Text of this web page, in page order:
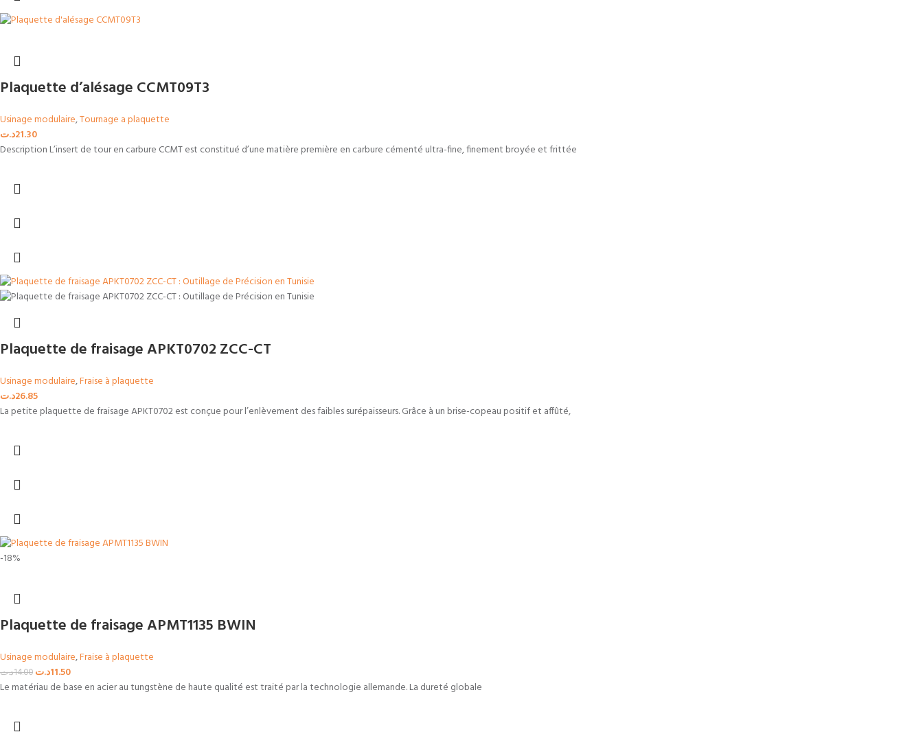
Plaquette d’alésage CCMT09T3
Usinage modulaire,Tournage a plaquette
21.30د.ت
Description L’insert de tour en carbure CCMT est constitué d’une matière première en carbure cémenté ultra-fine, finement broyée et frittée
Plaquette de fraisage APKT0702 ZCC-CT
Usinage modulaire,Fraise à plaquette
26.85د.ت
La petite plaquette de fraisage APKT0702 est conçue pour l’enlèvement des faibles surépaisseurs. Grâce à un brise-copeau positif et affûté,
-18%
Plaquette de fraisage APMT1135 BWIN
Usinage modulaire,Fraise à plaquette
14.00د.ت 11.50د.ت
Le matériau de base en acier au tungstène de haute qualité est traité par la technologie allemande. La dureté globale